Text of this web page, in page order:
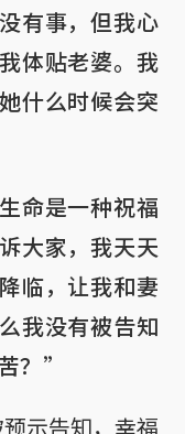
有事，但我心
体贴老婆。我
什么时候会突
命是一种祝福
大家，我天天
临，让我和妻
我没有被告知
？”
示告知，幸福